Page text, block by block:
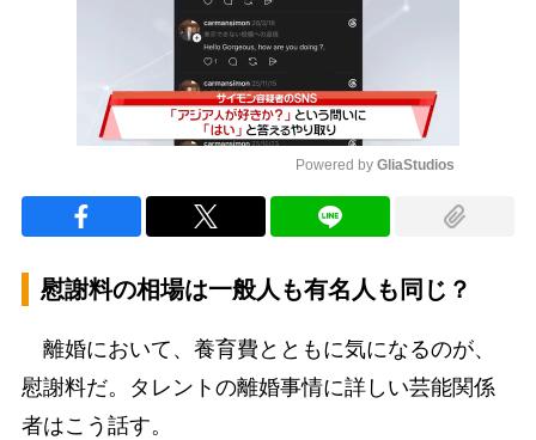
Powered by GliaStudios
慰謝料の相場は一般人も有名人も同じ？
離婚において、養育費とともに気になるのが、
慰謝料だ。タレントの離婚事情に詳しい芸能関係
者はこう話す。